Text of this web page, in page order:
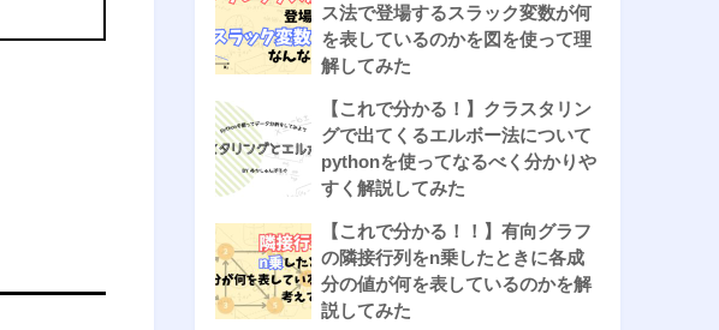
ス法で登場するスラック変数が何
を表しているのかを図を使って理
解してみた
【これで分かる！】クラスタリン
グで出てくるエルボー法について
pythonを使ってなるべく分かりや
すく解説してみた
【これで分かる！！】有向グラフ
の隣接行列をn乗したときに各成
分の値が何を表しているのかを解
説してみた